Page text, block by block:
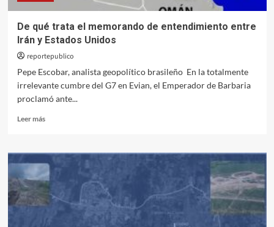
De qué trata el memorando de entendimiento entre
Irán y Estados Unidos
reportepublico
Pepe Escobar, analista geopolítico brasileño En la totalmente
irrelevante cumbre del G7 en Evian, el Emperador de Barbaria
proclamó ante...
Leer másLeer
De
qué
trata
el
memorando
de